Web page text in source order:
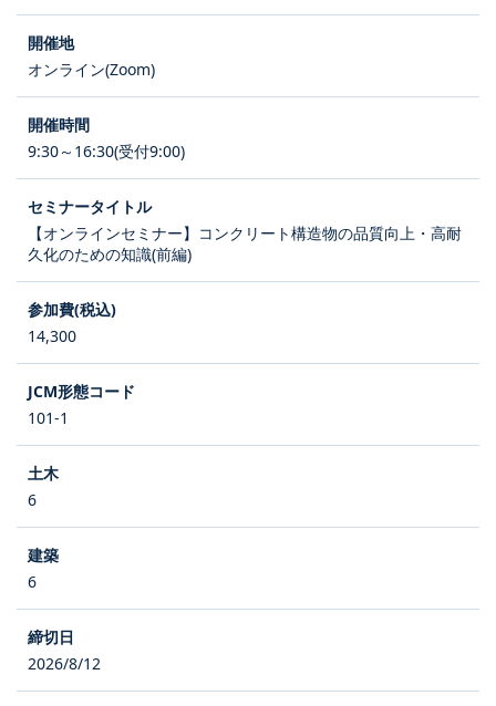
オンライン(Zoom)
9:30～16:30(受付9:00)
【オンラインセミナー】コンクリート構造物の品質向上・高耐
久化のための知識(前編)
14,300
101-1
6
6
2026/8/12